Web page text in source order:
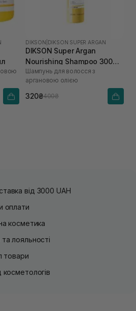
DIKSON DIKSON SUPER ARGAN
DIKSON Super Argan
Nourishing Shampoo 300
мл
Шампунь для волосся з
аргановою олією
320₴400₴
від 3000 UAH
оплати
косметика
лояльності
товари
косметологів